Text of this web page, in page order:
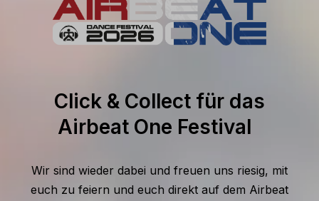
Click & Collect für das
Airbeat One Festival
Wir sind wieder dabei und freuen uns riesig, mit
euch zu feiern und euch direkt auf dem Airbeat